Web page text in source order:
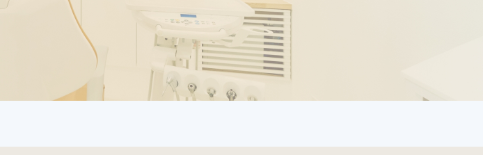
料金表
採用情報
診療の流れ
症例・ブログ
お問い合わせ
一般歯科・根管治療 歯のクリーニング・予防 小児歯科